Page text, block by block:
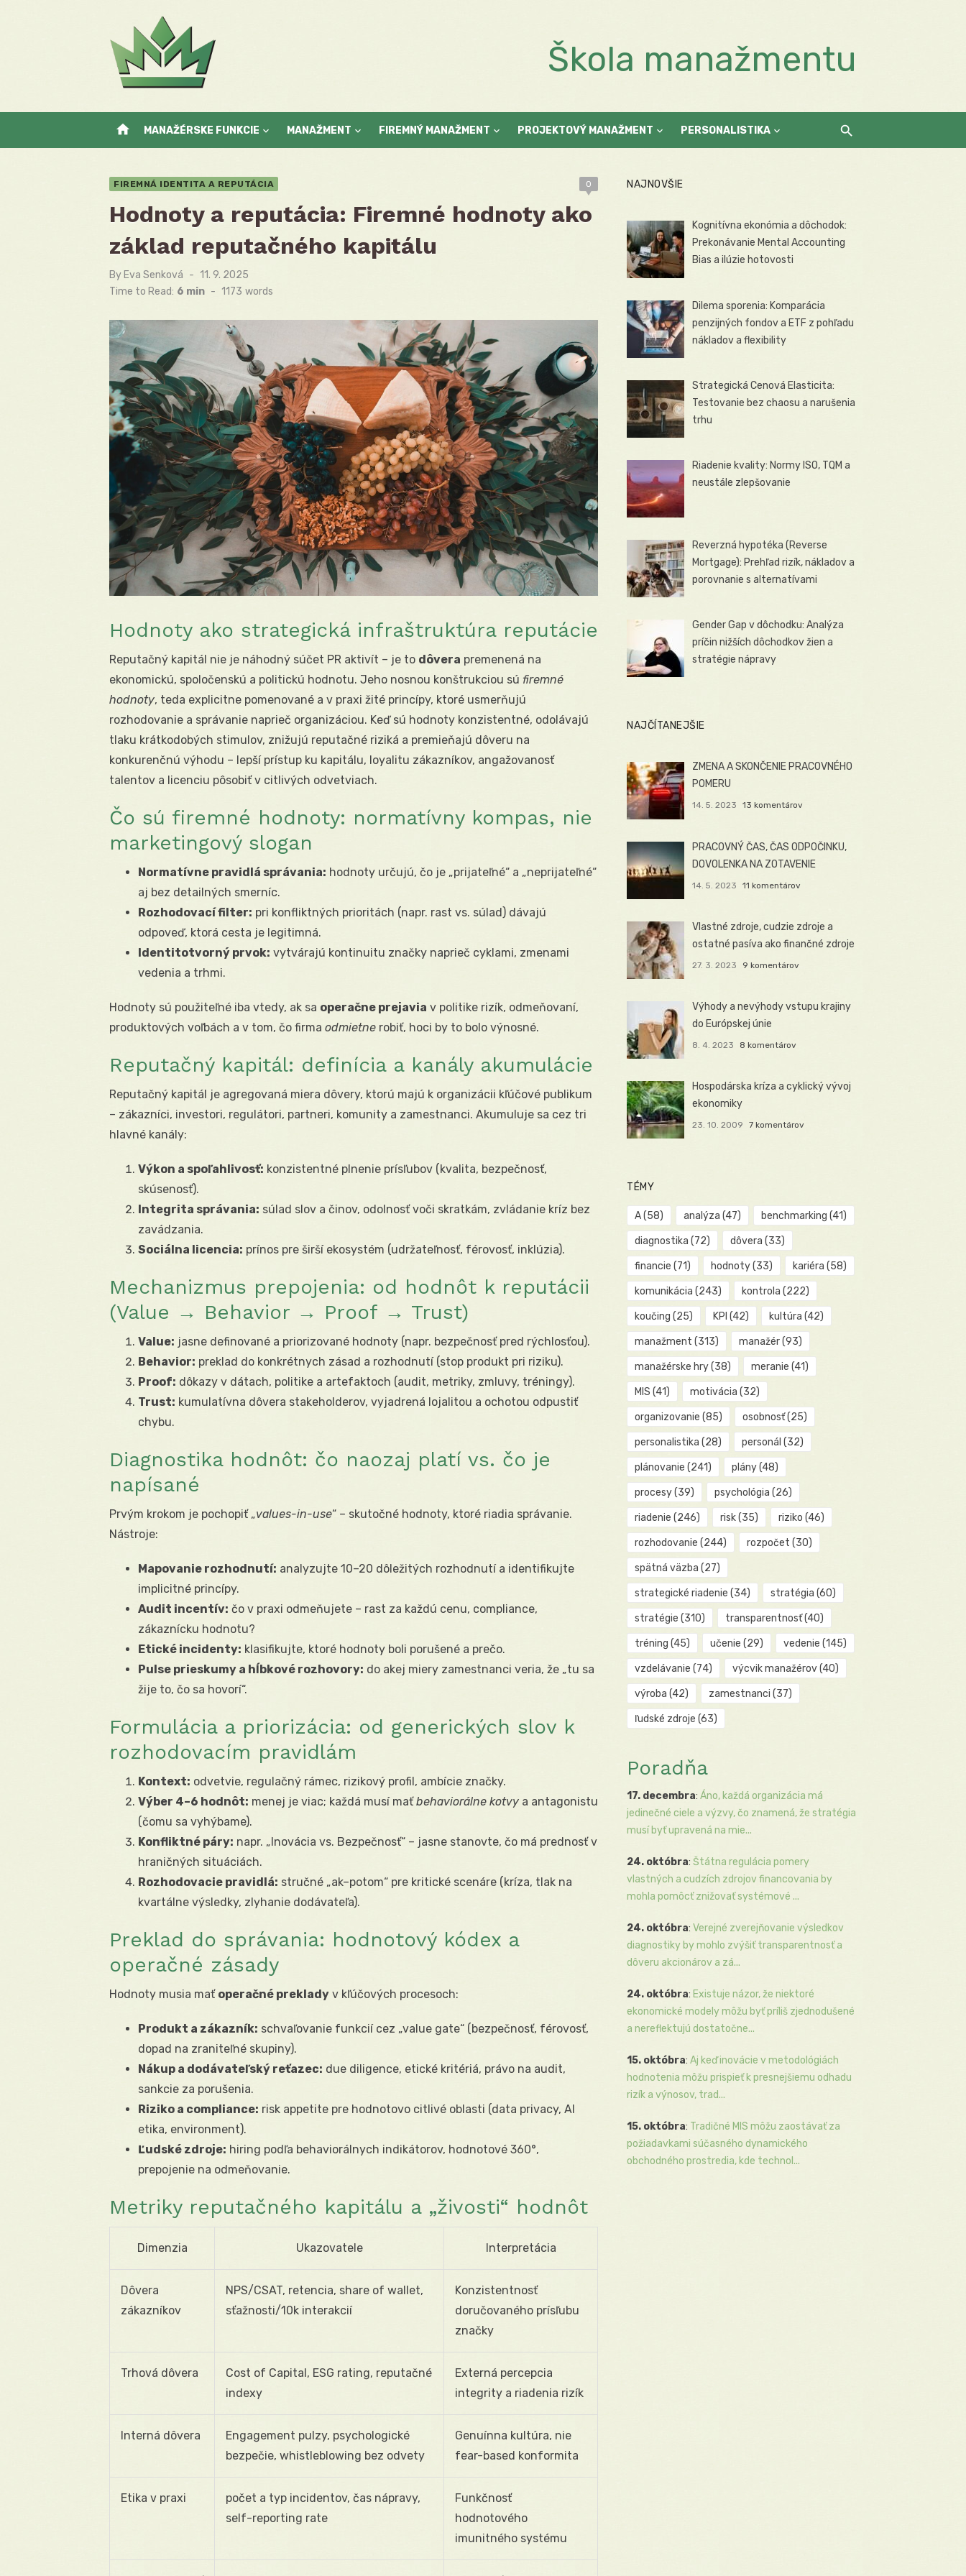
Škola manažmentu
home MANAŽÉRSKE FUNKCIE MANAŽMENT FIREMNÝ MANAŽMENT PROJEKTOVÝ MANAŽMENT PERSONALISTIKA
FIREMNÁ IDENTITA A REPUTÁCIA 0
Hodnoty a reputácia: Firemné hodnoty ako
základ reputačného kapitálu
By Eva Senková
Posted
on
11. 9. 2025
Time to Read: 6 min - 1173 words
Hodnoty ako strategická infraštruktúra reputácie
Reputačný kapitál nie je náhodný súčet PR aktivít – je to dôvera premenená na
ekonomickú, spoločenskú a politickú hodnotu. Jeho nosnou konštrukciou sú firemné
hodnoty, teda explicitne pomenované a v praxi žité princípy, ktoré usmerňujú
rozhodovanie a správanie naprieč organizáciou. Keď sú hodnoty konzistentné, odolávajú
tlaku krátkodobých stimulov, znižujú reputačné riziká a premieňajú dôveru na
konkurenčnú výhodu – lepší prístup ku kapitálu, loyalitu zákazníkov, angažovanosť
talentov a licenciu pôsobiť v citlivých odvetviach.
Čo sú firemné hodnoty: normatívny kompas, nie
marketingový slogan
Normatívne pravidlá správania: hodnoty určujú, čo je „prijateľné“ a „neprijateľné“
aj bez detailných smerníc.
Rozhodovací filter: pri konfliktných prioritách (napr. rast vs. súlad) dávajú
odpoveď, ktorá cesta je legitimná.
Identitotvorný prvok: vytvárajú kontinuitu značky naprieč cyklami, zmenami
vedenia a trhmi.
Hodnoty sú použiteľné iba vtedy, ak sa operačne prejavia v politike rizík, odmeňovaní,
produktových voľbách a v tom, čo firma odmietne robiť, hoci by to bolo výnosné.
Reputačný kapitál: definícia a kanály akumulácie
Reputačný kapitál je agregovaná miera dôvery, ktorú majú k organizácii kľúčové publikum
– zákazníci, investori, regulátori, partneri, komunity a zamestnanci. Akumuluje sa cez tri
hlavné kanály:
Výkon a spoľahlivosť: konzistentné plnenie prísľubov (kvalita, bezpečnosť,
skúsenosť).
Integrita správania: súlad slov a činov, odolnosť voči skratkám, zvládanie kríz bez
zavádzania.
Sociálna licencia: prínos pre širší ekosystém (udržateľnosť, férovosť, inklúzia).
Mechanizmus prepojenia: od hodnôt k reputácii
(Value → Behavior → Proof → Trust)
Value: jasne definované a priorizované hodnoty (napr. bezpečnosť pred rýchlosťou).
Behavior: preklad do konkrétnych zásad a rozhodnutí (stop produkt pri riziku).
Proof: dôkazy v dátach, politike a artefaktoch (audit, metriky, zmluvy, tréningy).
Trust: kumulatívna dôvera stakeholderov, vyjadrená lojalitou a ochotou odpustiť
chybu.
Diagnostika hodnôt: čo naozaj platí vs. čo je
napísané
Prvým krokom je pochopiť „values-in-use“ – skutočné hodnoty, ktoré riadia správanie.
Nástroje:
Mapovanie rozhodnutí: analyzujte 10–20 dôležitých rozhodnutí a identifikujte
implicitné princípy.
Audit incentív: čo v praxi odmeňujete – rast za každú cenu, compliance,
zákaznícku hodnotu?
Etické incidenty: klasifikujte, ktoré hodnoty boli porušené a prečo.
Pulse prieskumy a hĺbkové rozhovory: do akej miery zamestnanci veria, že „tu sa
žije to, čo sa hovorí“.
Formulácia a priorizácia: od generických slov k
rozhodovacím pravidlám
Kontext: odvetvie, regulačný rámec, rizikový profil, ambície značky.
Výber 4–6 hodnôt: menej je viac; každá musí maťbehaviorálne kotvy a antagonistu
(čomu sa vyhýbame).
Konfliktné páry: napr. „Inovácia vs. Bezpečnosť“ – jasne stanovte, čo má prednosť v
hraničných situáciách.
Rozhodovacie pravidlá: stručné „ak–potom“ pre kritické scenáre (kríza, tlak na
kvartálne výsledky, zlyhanie dodávateľa).
Preklad do správania: hodnotový kódex a
operačné zásady
Hodnoty musia mať operačné preklady v kľúčových procesoch:
Produkt a zákazník: schvaľovanie funkcií cez „value gate“ (bezpečnosť, férovosť,
dopad na zraniteľné skupiny).
Nákup a dodávateľský reťazec: due diligence, etické kritériá, právo na audit,
sankcie za porušenia.
Riziko a compliance: risk appetite pre hodnotovo citlivé oblasti (data privacy, AI
etika, environment).
Ľudské zdroje: hiring podľa behaviorálnych indikátorov, hodnotové 360°,
prepojenie na odmeňovanie.
Metriky reputačného kapitálu a „živosti“ hodnôt
Dimenzia Ukazovatele Interpretácia
Dôvera
zákazníkov
NPS/CSAT, retencia, share of wallet,
sťažnosti/10k interakcií
Konzistentnosť
doručovaného prísľubu
značky
Trhová dôvera
Cost of Capital, ESG rating, reputačné
indexy
Externá percepcia
integrity a riadenia rizík
Interná dôvera
Engagement pulzy, psychologické
bezpečie, whistleblowing bez odvety
Genuínna kultúra, nie
fear-based konformita
Etika v praxi
počet a typ incidentov, čas nápravy,
self-reporting rate
Funkčnosť
hodnotového
imunitného systému
NAJNOVŠIE
Kognitívna ekonómia a dôchodok:
Prekonávanie Mental Accounting
Bias a ilúzie hotovosti
Dilema sporenia: Komparácia
penzijných fondov a ETF z pohľadu
nákladov a flexibility
Strategická Cenová Elasticita:
Testovanie bez chaosu a narušenia
trhu
Riadenie kvality: Normy ISO, TQM a
neustále zlepšovanie
Reverzná hypotéka (Reverse
Mortgage): Prehľad rizík, nákladov a
porovnanie s alternatívami
Gender Gap v dôchodku: Analýza
príčin nižších dôchodkov žien a
stratégie nápravy
NAJČÍTANEJŠIE
ZMENA A SKONČENIE PRACOVNÉHO
POMERU
14. 5. 2023 13 komentárov
PRACOVNÝ ČAS, ČAS ODPOČINKU,
DOVOLENKA NA ZOTAVENIE
14. 5. 2023 11 komentárov
Vlastné zdroje, cudzie zdroje a
ostatné pasíva ako finančné zdroje
27. 3. 2023 9 komentárov
Výhody a nevýhody vstupu krajiny
do Európskej únie
8. 4. 2023 8 komentárov
Hospodárska kríza a cyklický vývoj
ekonomiky
23. 10. 2009 7 komentárov
TÉMY
A(58) analýza (47) benchmarking (41)
diagnostika (72) dôvera (33)
financie (71) hodnoty(33) kariéra (58)
komunikácia (243) kontrola (222)
koučing (25) KPI (42) kultúra (42)
manažment (313) manažér(93)
manažérske hry(38) meranie (41)
MIS (41) motivácia (32)
organizovanie (85) osobnosť(25)
personalistika (28) personál (32)
plánovanie (241) plány(48)
procesy(39) psychológia (26)
riadenie (246) risk(35) riziko (46)
rozhodovanie (244) rozpočet (30)
spätná väzba (27)
strategické riadenie (34) stratégia (60)
stratégie (310) transparentnosť(40)
tréning (45) učenie (29) vedenie (145)
vzdelávanie (74) výcvik manažérov(40)
výroba (42) zamestnanci (37)
ľudské zdroje (63)
Poradňa
17. decembra: Áno, každá organizácia má
jedinečné ciele a výzvy, čo znamená, že stratégia
musí byť upravená na mie...
24. októbra: Štátna regulácia pomery
vlastných a cudzích zdrojov financovania by
mohla pomôcť znižovať systémové ...
24. októbra: Verejné zverejňovanie výsledkov
diagnostiky by mohlo zvýšiť transparentnosť a
dôveru akcionárov a zá...
24. októbra: Existuje názor, že niektoré
ekonomické modely môžu byť príliš zjednodušené
a nereflektujú dostatočne...
15. októbra: Aj keď inovácie v metodológiách
hodnotenia môžu prispieť k presnejšiemu odhadu
rizík a výnosov, trad...
15. októbra: Tradičné MIS môžu zaostávať za
požiadavkami súčasného dynamického
obchodného prostredia, kde technol...